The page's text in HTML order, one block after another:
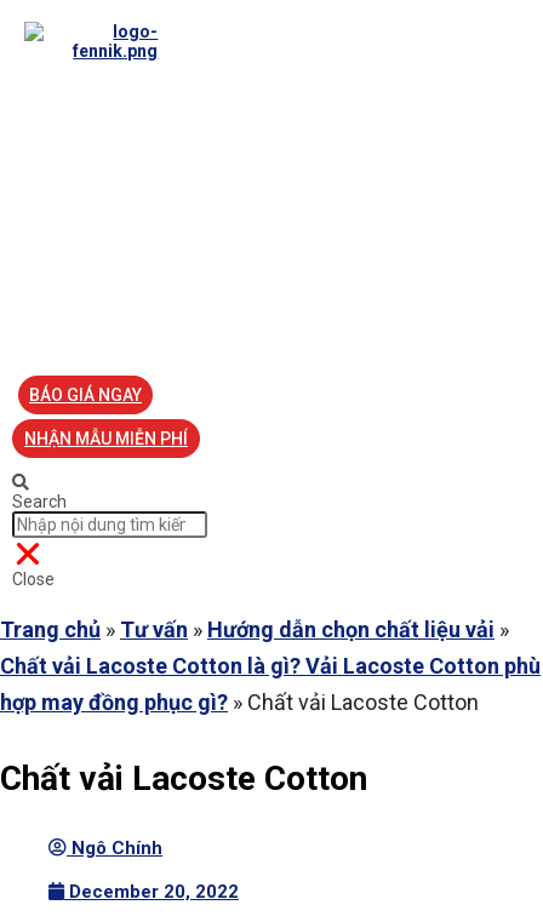
BÁO GIÁ NGAY
NHẬN MẪU MIỄN PHÍ
Search
Close
Trang chủ » Tư vấn » Hướng dẫn chọn chất liệu vải »
Chất vải Lacoste Cotton là gì? Vải Lacoste Cotton phù
hợp may đồng phục gì? » Chất vải Lacoste Cotton
Chất vải Lacoste Cotton
Ngô Chính
December 20, 2022